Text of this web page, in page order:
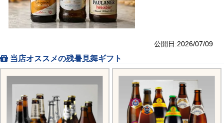
公開日:2026/07/09
当店オススメの残暑見舞ギフト